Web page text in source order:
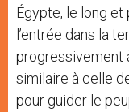
Égypte, le long
l’entrée dans la
progressivement
similaire à celle
pour guider le